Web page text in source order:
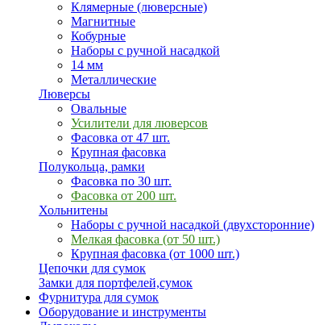
Клямерные (люверсные)
Магнитные
Кобурные
Наборы с ручной насадкой
14 мм
Металлические
Люверсы
Овальные
Усилители для люверсов
Фасовка от 47 шт.
Крупная фасовка
Полукольца, рамки
Фасовка по 30 шт.
Фасовка от 200 шт.
Хольнитены
Наборы с ручной насадкой (двухсторонние)
Мелкая фасовка (от 50 шт.)
Крупная фасовка (от 1000 шт.)
Цепочки для сумок
Замки для портфелей,сумок
Фурнитура для сумок
Оборудование и инструменты